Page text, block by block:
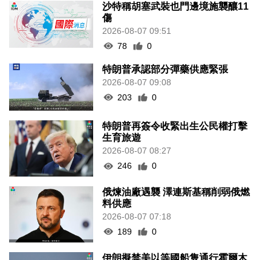
沙特稱胡塞武裝也門邊境施襲釀11
傷
2026-08-07 09:51
78
0
特朗普承認部分彈藥供應緊張
2026-08-07 09:08
203
0
特朗普再簽令收緊出生公民權打擊
生育旅遊
2026-08-07 08:27
246
0
俄煉油廠遇襲 澤連斯基稱削弱俄燃
料供應
2026-08-07 07:18
189
0
伊朗擬禁美以等國船隻通行霍爾木